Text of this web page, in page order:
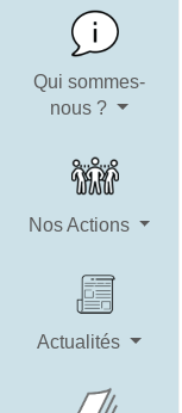
Qui sommes-
nous ?
Nos Actions
Actualités